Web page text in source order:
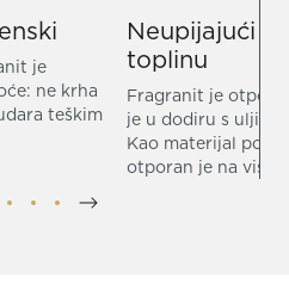
je
ne krha
teškim
Neupijajući i
toplinu
Fragranit je
je u dodiru s
Kao materijal
otporan je na